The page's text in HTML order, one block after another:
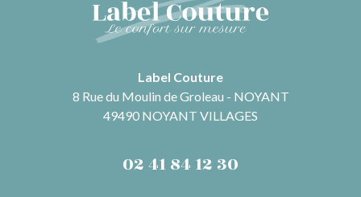
Label Couture
8 Rue du Moulin de Groleau - NOYANT
49490 NOYANT VILLAGES
02 41 84 12 30